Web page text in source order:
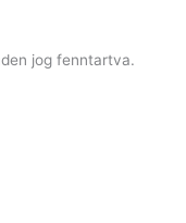
jog fenntartva.